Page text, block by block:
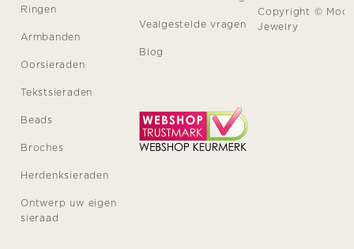
Ringen
Armbanden
Oorsieraden
Tekstsieraden
Beads
Broches
Herdenksieraden
Ontwerp uw eigen
sieraad
Vealgestelde vragen
Blog
Copyright ©
Jewelry